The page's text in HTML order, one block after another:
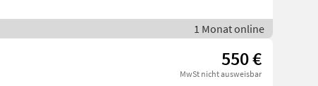
1 Monat online
550 €
MwSt nicht ausweisbar